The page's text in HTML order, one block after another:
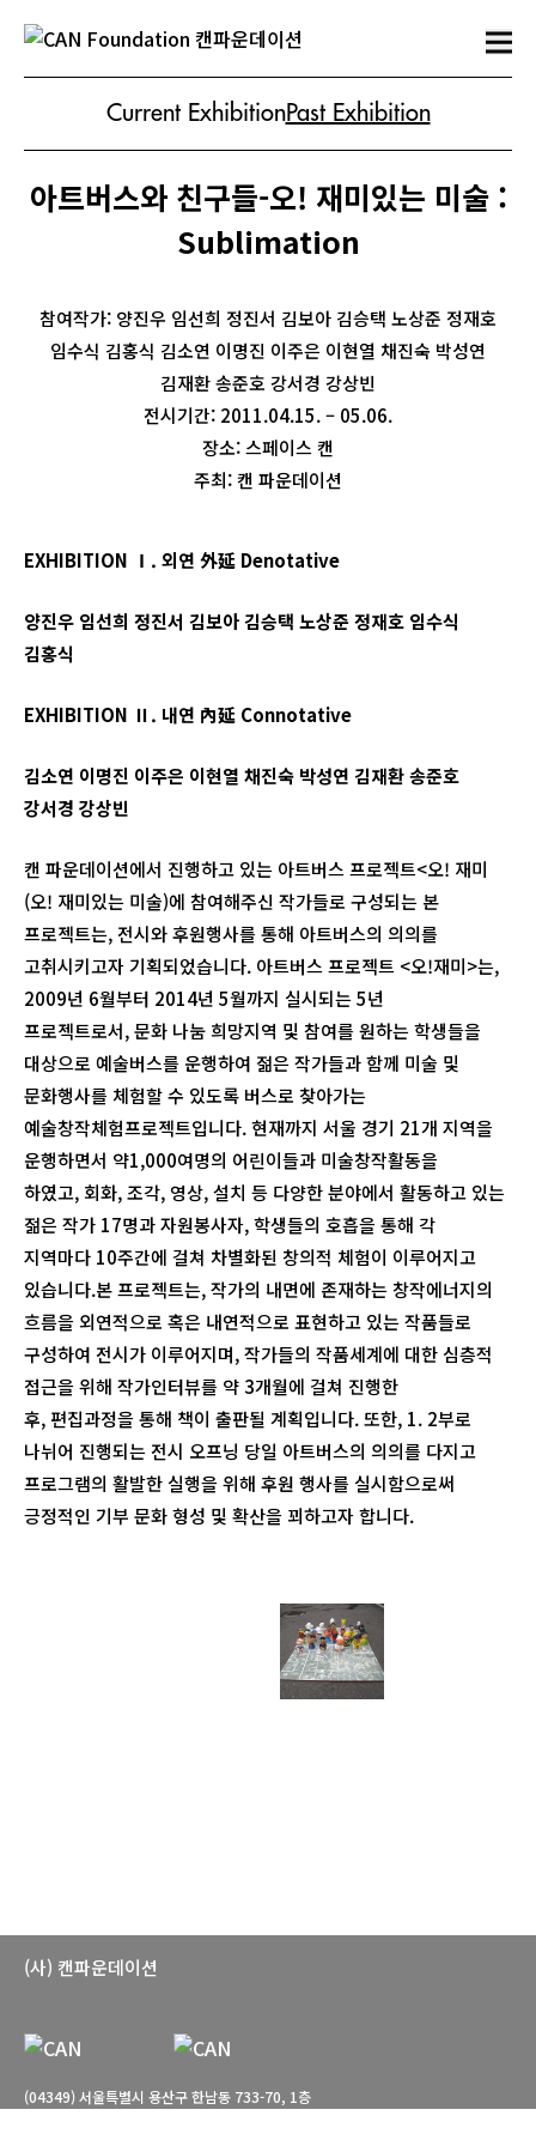
Current ExhibitionPast Exhibition
아트버스와 친구들-오! 재미있는 미술 :
Sublimation
참여작가: 양진우 임선희 정진서 김보아 김승택 노상준 정재호
임수식 김홍식 김소연 이명진 이주은 이현열 채진숙 박성연
김재환 송준호 강서경 강상빈
전시기간: 2011.04.15. – 05.06.
장소: 스페이스 캔
주최: 캔 파운데이션
EXHIBITION Ⅰ . 외연 外延 Denotative
양진우 임선희 정진서 김보아 김승택 노상준 정재호 임수식
김홍식
EXHIBITION Ⅱ. 내연 內延 Connotative
김소연 이명진 이주은 이현열 채진숙 박성연 김재환 송준호
강서경 강상빈
캔 파운데이션에서 진행하고 있는 아트버스 프로젝트<오! 재미
(오! 재미있는 미술)에 참여해주신 작가들로 구성되는 본
프로젝트는, 전시와 후원행사를 통해 아트버스의 의의를
고취시키고자 기획되었습니다. 아트버스 프로젝트 <오!재미>는,
2009년 6월부터 2014년 5월까지 실시되는 5년
프로젝트로서, 문화 나눔 희망지역 및 참여를 원하는 학생들을
대상으로 예술버스를 운행하여 젊은 작가들과 함께 미술 및
문화행사를 체험할 수 있도록 버스로 찾아가는
예술창작체험프로젝트입니다. 현재까지 서울 경기 21개 지역을
운행하면서 약1,000여명의 어린이들과 미술창작활동을
하였고, 회화, 조각, 영상, 설치 등 다양한 분야에서 활동하고 있는
젊은 작가 17명과 자원봉사자, 학생들의 호흡을 통해 각
지역마다 10주간에 걸쳐 차별화된 창의적 체험이 이루어지고
있습니다.본 프로젝트는, 작가의 내면에 존재하는 창작에너지의
흐름을 외연적으로 혹은 내연적으로 표현하고 있는 작품들로
구성하여 전시가 이루어지며, 작가들의 작품세계에 대한 심층적
접근을 위해 작가인터뷰를 약 3개월에 걸쳐 진행한
후, 편집과정을 통해 책이 출판될 계획입니다. 또한, 1. 2부로
나뉘어 진행되는 전시 오프닝 당일 아트버스의 의의를 다지고
프로그램의 활발한 실행을 위해 후원 행사를 실시함으로써
긍정적인 기부 문화 형성 및 확산을 꾀하고자 합니다.
(사) 캔파운데이션
(04349) 서울특별시 용산구 한남동 733-70, 1층